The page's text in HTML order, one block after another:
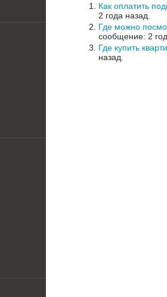
Как оплатить
2 года назад.
Где можно
сообщение: 2
Где купить
назад.